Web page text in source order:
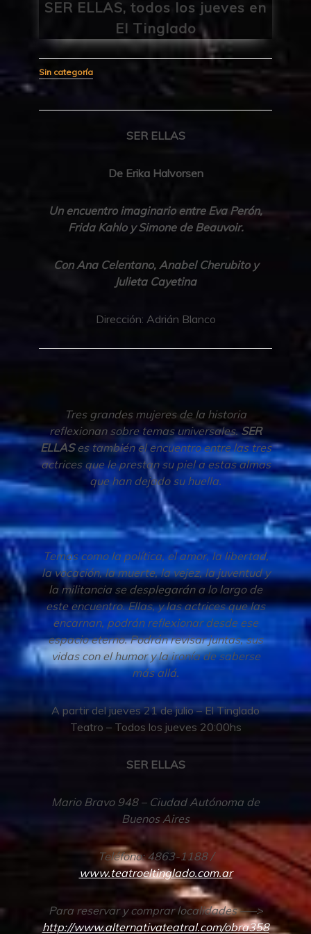
SER ELLAS, todos los jueves en
El Tinglado
Sin categoría
SER ELLAS
De Erika Halvorsen
Un encuentro imaginario entre Eva Perón,
Frida Kahlo y Simone de Beauvoir.
Con Ana Celentano, Anabel Cherubito y
Julieta Cayetina
Dirección: Adrián Blanco
Tres grandes mujeres de la historia
reflexionan sobre temas universales.SER
ELLASes también el encuentro entre las tres
actrices que le prestan su piel a estas almas
que han dejado su huella.
Temas como la política, el amor, la libertad,
la vocación, la muerte, la vejez, la juventud y
la militancia se desplegarán a lo largo de
este encuentro. Ellas, y las actrices que las
encarnan, podrán reflexionar desde ese
espacio eterno. Podrán revisar juntas, sus
vidas con el humor y la ironía de saberse
más allá.
A partir del jueves 21 de julio – El Tinglado
Teatro – Todos los jueves 20:00hs
SER ELLAS
Mario Bravo 948 – Ciudad Autónoma de
Buenos Aires
Teléfono: 4863-1188 /
www.teatroeltinglado.com.ar
Para reservar y comprar localidades —–>
http://www.alternativateatral.com/obra358